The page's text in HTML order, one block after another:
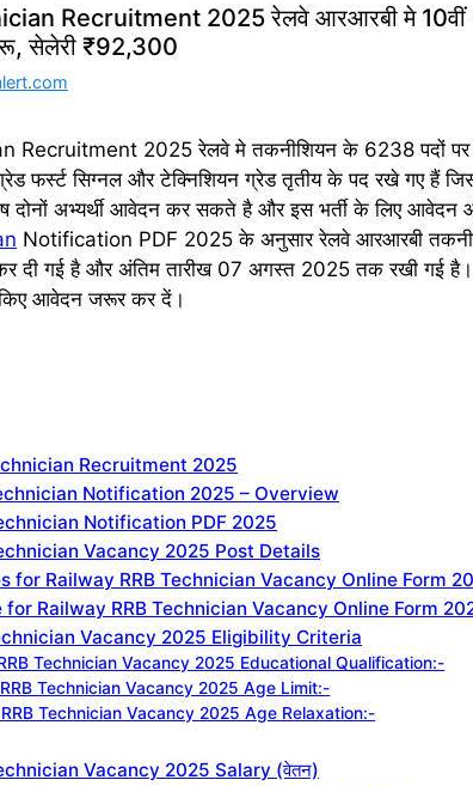
Recruitment 2025 रेलवे आरआरबी मे 10वीं
सेलेरी ₹92,300
2025 रेलवे मे तकनीशियन के 6238 पदों पर
फर्स्ट सिग्नल और टेक्निशियन ग्रेड तृतीय के पद रखे गए हैं
दोनों अभ्यर्थी आवेदन कर सकते है और इस भर्ती के लिए आवेदन
Notification PDF 2025 के अनुसार रेलवे आरआरबी
दी गई है और अंतिम तारीख 07 अगस्त 2025 तक रखी गई है।
किए आवेदन जरूर कर दें।
Recruitment 2025
Notification 2025 – Overview
Notification PDF 2025
Vacancy 2025 Post Details
for Railway RRB Technician Vacancy Online Form
Railway RRB Technician Vacancy Online Form
Vacancy 2025 Eligibility Criteria
Technician Vacancy 2025 Educational Qualification:-
Technician Vacancy 2025 Age Limit:-
Technician Vacancy 2025 Age Relaxation:-
Vacancy 2025 Salary (वेतन)